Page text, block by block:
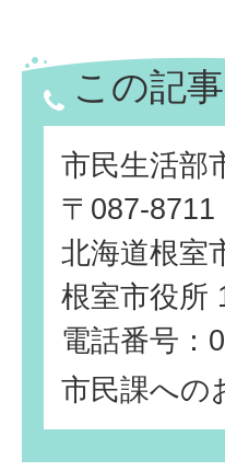
この記
市民生活部
〒087-8711
北海道根室
根室市役所
電話番号：
市民課への